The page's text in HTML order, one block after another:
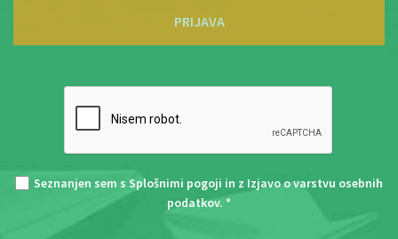
PRIJAVA
Seznanjen sem s Splošnimi pogoji in z Izjavo o varstvu osebnih
podatkov. *